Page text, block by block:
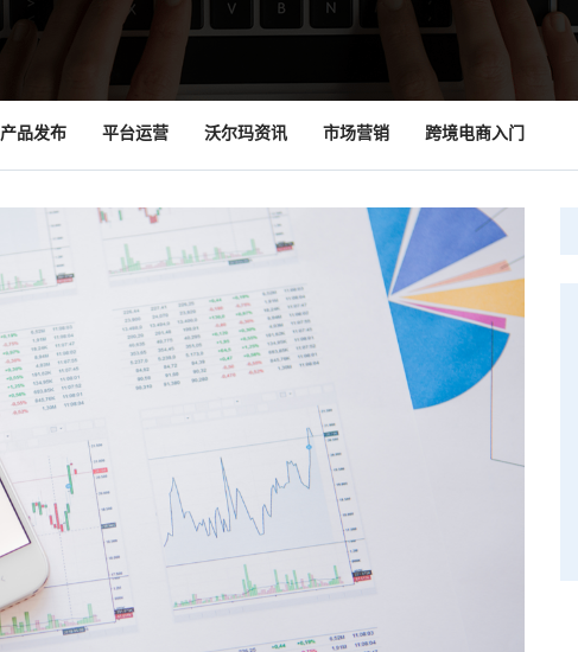
产品发布 平台运营 沃尔玛资讯 市场营销 跨境电商入门